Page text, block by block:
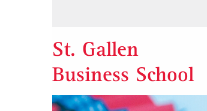
St. Gallen
Business School